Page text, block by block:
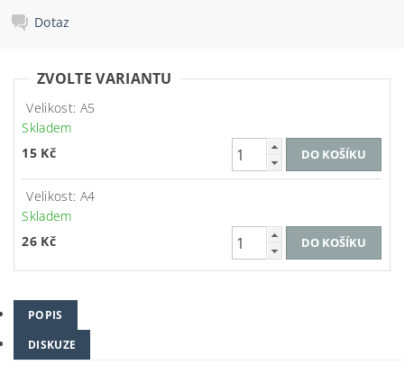
Dotaz
ZVOLTE VARIANTU
Velikost: A5
Skladem
15 Kč
Velikost: A4
Skladem
26 Kč
POPIS
DISKUZE